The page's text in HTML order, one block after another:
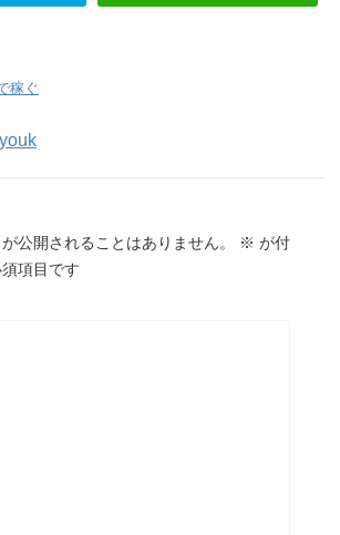
稼ぐ
公開されることはありません。 ※ が付
項目です